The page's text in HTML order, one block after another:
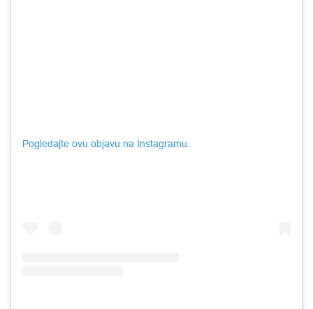
Pogledajte ovu objavu na Instagramu.